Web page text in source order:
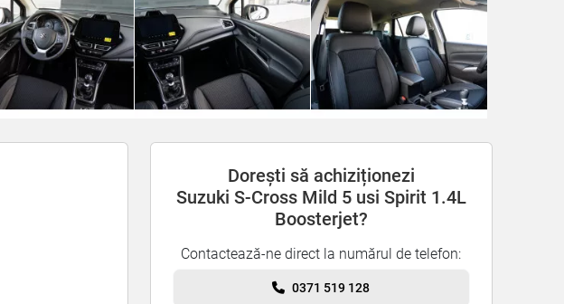
Dorești să achiziționezi
Suzuki S-Cross Mild 5 usi Spirit 1.4L
Boosterjet?
Contactează-ne direct la numărul de telefon:
0371 519 128